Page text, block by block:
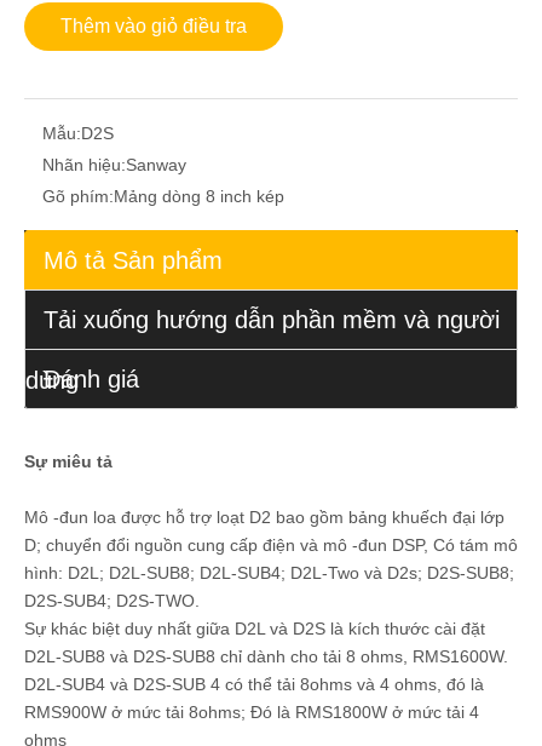
Thêm vào giỏ điều tra
Mẫu:D2S
Nhãn hiệu:Sanway
Gõ phím:Mảng dòng 8 inch kép
Mô tả Sản phẩm
Tải xuống hướng dẫn phần mềm và người
dùng
Đánh giá
Sự miêu tả
Mô -đun loa được hỗ trợ loạt D2 bao gồm bảng khuếch đại lớp
D; chuyển đổi nguồn cung cấp điện và mô -đun DSP, Có tám mô
hình: D2L; D2L-SUB8; D2L-SUB4; D2L-Two và D2s; D2S-SUB8;
D2S-SUB4; D2S-TWO.
Sự khác biệt duy nhất giữa D2L và D2S là kích thước cài đặt
D2L-SUB8 và D2S-SUB8 chỉ dành cho tải 8 ohms, RMS1600W.
D2L-SUB4 và D2S-SUB 4 có thể tải 8ohms và 4 ohms, đó là
RMS900W ở mức tải 8ohms; Đó là RMS1800W ở mức tải 4
ohms